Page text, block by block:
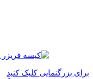
برای بزرگنمایی کلیک کنید